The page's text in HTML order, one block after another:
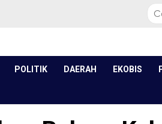
POLITIK DAERAH EKOBIS